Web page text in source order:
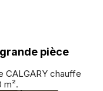
pièce
CALGARY chauffe
m².